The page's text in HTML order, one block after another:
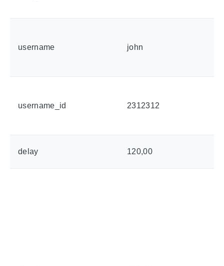
username john
username_id 2312312
delay 120,00